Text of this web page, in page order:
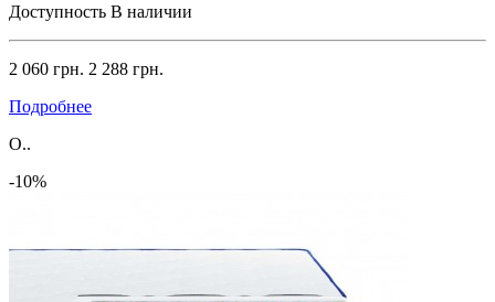
Доступность В наличии
2 060 грн. 2 288 грн.
Подробнее
О..
-10%